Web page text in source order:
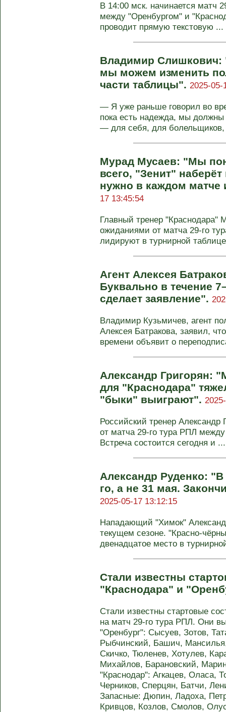
В 14:00 мск. начинается матч
между "Оренбургом" и
проводит прямую текстовую ...
Владимир Слишкович:
мы можем изменить
части таблицы". 2025-05-
— Я уже раньше говорил во
пока есть надежда, мы
— для себя, для
Мурад Мусаев: "Мы
всего, "Зенит"
нужно в каждом матче
17 13:45:54
Главный тренер "Краснодара"
ожиданиями от матча 29‑го
лидируют в турнирной
Агент Алексея
Буквально в течение
сделает заявление".
Владимир Кузьмичев, агент
Алексея Батракова, заявил,
времени объявит о
Александр Григорян:
для "Краснодара"
"быки" выиграют".
Российский тренер
от матча 29-го тура РПЛ
Встреча состоится сегодня и ...
Александр Руденко: "В
го, а не 31 мая.
2025-05-17 13:12:15
Нападающий "Химок"
текущем сезоне. "Красно-
двенадцатое место в
Стали известны
"Краснодара" и
Стали известны стартовые
на матч 29-го тура РПЛ. Они
"Оренбург": Сысуев, Зотов,
Рыбчинский, Башич,
Скичко, Тюленев, Хотулев,
Михайлов, Барановский,
"Краснодар": Агкацев, Оласа,
Черников, Сперцян, Батчи,
Запасные: Дюпин, Ладоха,
Кривцов, Козлов, Смолов,